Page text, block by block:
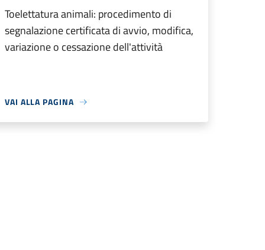
Toelettatura animali: procedimento di
segnalazione certificata di avvio, modifica,
variazione o cessazione dell'attività
VAI ALLA PAGINA